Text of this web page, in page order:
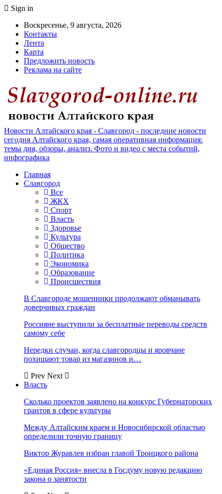
Sign in
Воскресенье, 9 августа, 2026
Контакты
Лента
Карта
Предложить новость
Реклама на сайте
Новости Алтайского края - Славгород - последние новости
сегодня Алтайского края, самая оперативная информация:
темы дня, обзоры, анализ. Фото и видео с места событий,
инфографика
Главная
Славгород
Все
ЖКХ
Спорт
Власть
Здоровье
Культура
Общество
Политика
Экономика
Образование
Происшествия
В Славгороде мошенники продолжают обманывать
доверчивых граждан
Россияне выступили за бесплатные переводы средств
самому себе
Нередки случаи, когда славгородцы и яровчане
похищают товар из магазинов и…
Prev Next
Власть
Сколько проектов заявлено на конкурс Губернаторских
грантов в сфере культуры
Между Алтайским краем и Новосибирской областью
определили точную границу
Виктор Журавлев избран главой Троицкого района
«Единая Россия» внесла в Госдуму новую редакцию
закона о занятости